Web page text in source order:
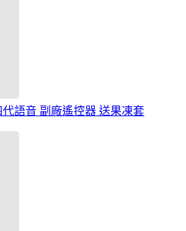
語音 副廠遙控器 送果凍套